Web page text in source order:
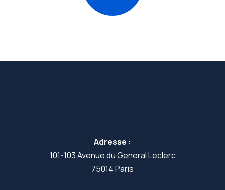
Adresse :
101-103 Avenue du General Leclerc
75014 Paris